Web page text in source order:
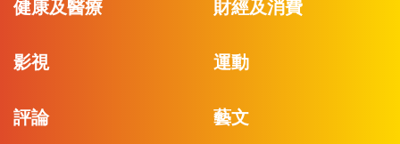
健康及醫療 財經及消費
影視 運動
評論 藝文